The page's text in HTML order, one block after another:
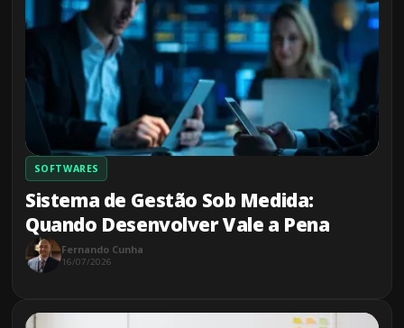
SOFTWARES
Sistema de Gestão Sob Medida:
Quando Desenvolver Vale a Pena
Fernando Cunha
16/07/2026